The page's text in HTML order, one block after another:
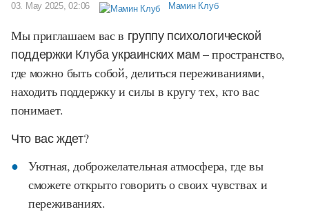
03. May 2025, 02:06 Мамин Клуб
Мы приглашаем вас в группу психологической
поддержки Клуба украинских мам– пространство,
где можно быть собой, делиться переживаниями,
находить поддержку и силы в кругу тех, кто вас
понимает.
Что вас ждет?
Уютная, доброжелательная атмосфера, где вы
сможете открыто говорить о своих чувствах и
переживаниях.